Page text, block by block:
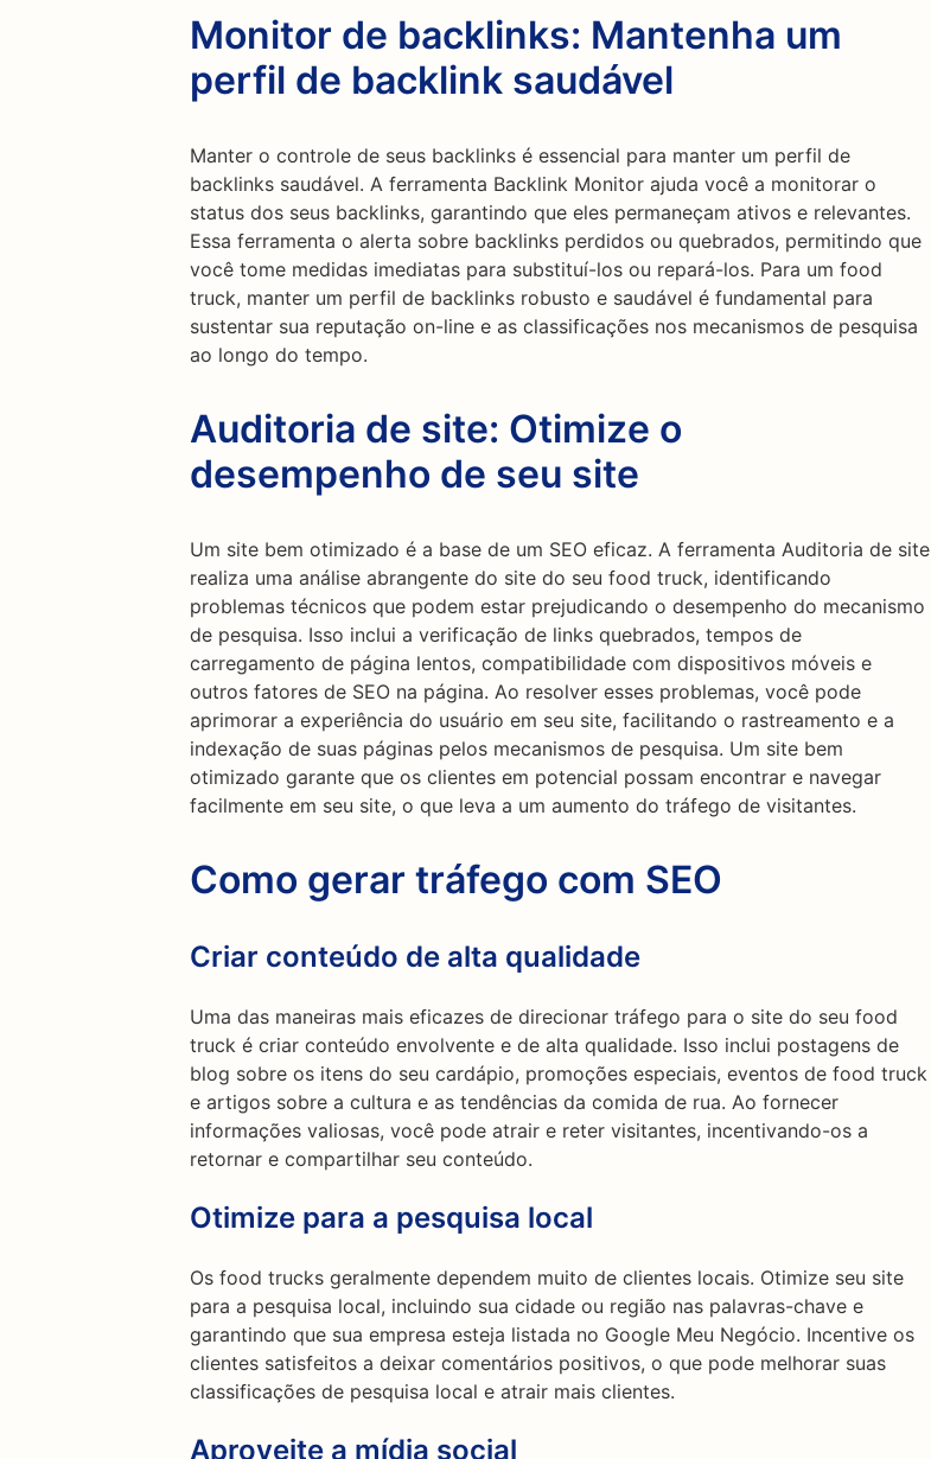
Monitor de backlinks: Mantenha um
perfil de backlink saudável
Manter o controle de seus backlinks é essencial para manter um perfil de
backlinks saudável. A ferramenta Backlink Monitor ajuda você a monitorar o
status dos seus backlinks, garantindo que eles permaneçam ativos e relevantes.
Essa ferramenta o alerta sobre backlinks perdidos ou quebrados, permitindo que
você tome medidas imediatas para substituí-los ou repará-los. Para um food
truck, manter um perfil de backlinks robusto e saudável é fundamental para
sustentar sua reputação on-line e as classificações nos mecanismos de pesquisa
ao longo do tempo.
Auditoria de site: Otimize o
desempenho de seu site
Um site bem otimizado é a base de um SEO eficaz. A ferramenta Auditoria de site
realiza uma análise abrangente do site do seu food truck, identificando
problemas técnicos que podem estar prejudicando o desempenho do mecanismo
de pesquisa. Isso inclui a verificação de links quebrados, tempos de
carregamento de página lentos, compatibilidade com dispositivos móveis e
outros fatores de SEO na página. Ao resolver esses problemas, você pode
aprimorar a experiência do usuário em seu site, facilitando o rastreamento e a
indexação de suas páginas pelos mecanismos de pesquisa. Um site bem
otimizado garante que os clientes em potencial possam encontrar e navegar
facilmente em seu site, o que leva a um aumento do tráfego de visitantes.
Como gerar tráfego com SEO
Criar conteúdo de alta qualidade
Uma das maneiras mais eficazes de direcionar tráfego para o site do seu food
truck é criar conteúdo envolvente e de alta qualidade. Isso inclui postagens de
blog sobre os itens do seu cardápio, promoções especiais, eventos de food truck
e artigos sobre a cultura e as tendências da comida de rua. Ao fornecer
informações valiosas, você pode atrair e reter visitantes, incentivando-os a
retornar e compartilhar seu conteúdo.
Otimize para a pesquisa local
Os food trucks geralmente dependem muito de clientes locais. Otimize seu site
para a pesquisa local, incluindo sua cidade ou região nas palavras-chave e
garantindo que sua empresa esteja listada no Google Meu Negócio. Incentive os
clientes satisfeitos a deixar comentários positivos, o que pode melhorar suas
classificações de pesquisa local e atrair mais clientes.
Aproveite a mídia social